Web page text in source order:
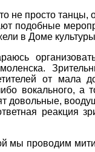
не просто
подобные
в Доме
от
вокального,
довольные,
реакция
мы проводим